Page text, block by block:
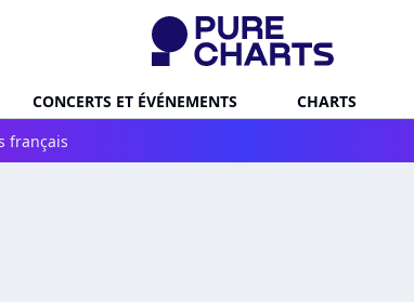
CONCERTS ET ÉVÉNEMENTS CHARTS
français